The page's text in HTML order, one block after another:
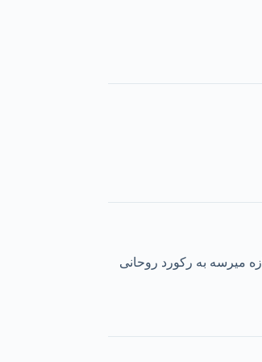
هزار تومان تازه میرسه به رکورد روحانی